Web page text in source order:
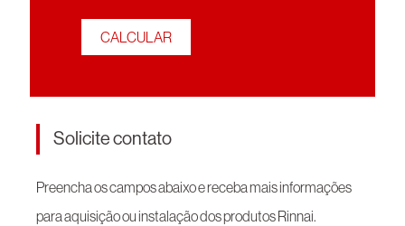
CALCULAR
Solicite contato
Preencha os campos abaixo e receba mais informações
para aquisição ou instalação dos produtos Rinnai.